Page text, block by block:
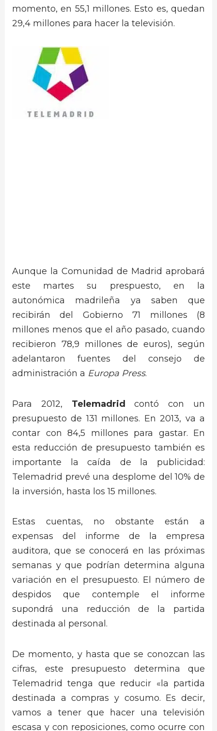
momento, en 55,1 millones. Esto es, quedan
29,4 millones para hacer la televisión.
Aunque la Comunidad de Madrid aprobará
este martes su prespuesto, en la
autonómica madrileña ya saben que
recibirán del Gobierno 71 millones (8
millones menos que el año pasado, cuando
recibieron 78,9 millones de euros), según
adelantaron fuentes del consejo de
administración a Europa Press.
Para 2012, Telemadrid
contó con un
presupuesto de 131 millones. En 2013, va a
contar con 84,5 millones para gastar. En
esta reducción de presupuesto también es
importante la caída de la publicidad:
Telemadrid prevé una desplome del 10% de
la inversión, hasta los 15 millones.
Estas cuentas, no obstante están a
expensas del informe de la empresa
auditora, que se conocerá en las próximas
semanas y que podrían determina alguna
variación en el presupuesto. El número de
despidos que contemple el informe
supondrá una reducción de la partida
destinada al personal.
De momento, y hasta que se conozcan las
cifras, este presupuesto determina que
Telemadrid tenga que reducir «la partida
destinada a compras y cosumo. Es decir,
vamos a tener que hacer una televisión
escasa y con reposiciones, como ocurre con